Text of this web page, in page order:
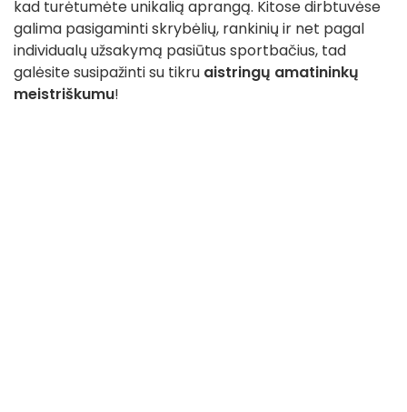
kad turėtumėte unikalią aprangą. Kitose dirbtuvėse
galima pasigaminti skrybėlių, rankinių ir net pagal
individualų užsakymą pasiūtus sportbačius, tad
galėsite susipažinti su tikru aistringų amatininkų
meistriškumu!